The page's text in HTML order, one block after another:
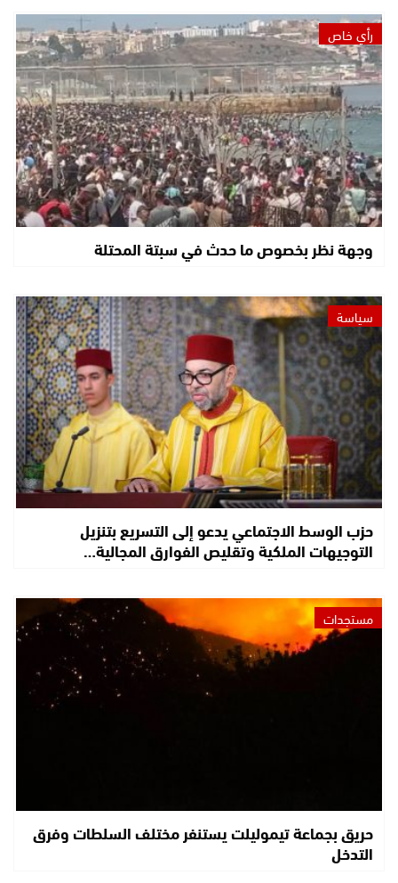
رأي خاص
وجهة نظر بخصوص ما حدث في سبتة المحتلة
سياسة
حزب الوسط الاجتماعي يدعو إلى التسريع بتنزيل
التوجيهات الملكية وتقليص الفوارق المجالية…
مستجدات
حريق بجماعة تيموليلت يستنفر مختلف السلطات وفرق
التدخل